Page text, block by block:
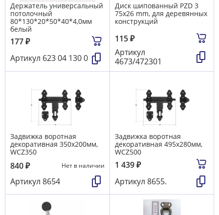
Держатель универсальный
потолочный
80*130*20*50*40*4,0мм
белый
177₽
Артикул 623 04 130 0
Диск шипованный PZD 3
75х26 mm, для деревянных
конструкций
115₽
Артикул
4673/472301
Задвижка воротная
декоративная 350х200мм,
WCZ350
840₽ Нет в наличии
Артикул 8654
Задвижка воротная
декоративная 495х280мм,
WCZ500
1 439₽
Артикул 8655.